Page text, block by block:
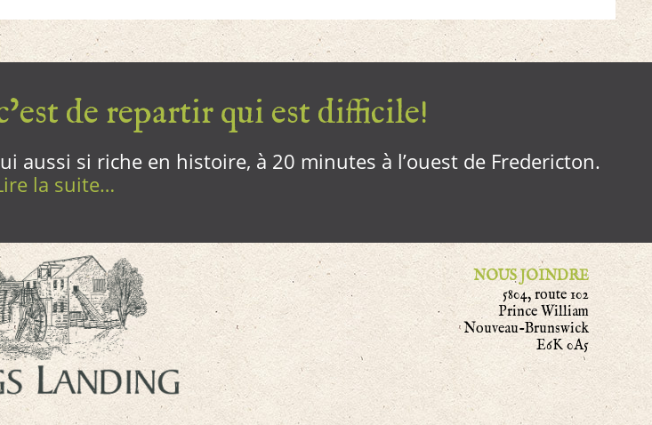
de repartir qui est difficile!
aussi si riche en histoire, à 20 minutes à l’ouest de Fredericton.
la suite…
NOUS JOINDRE
5804, route 102
Prince William
Nouveau-Brunswick
E6K 0A5